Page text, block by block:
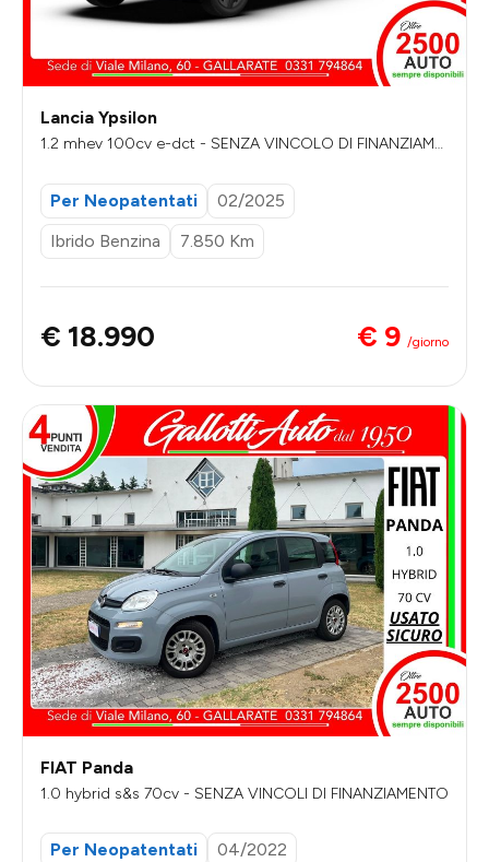
Lancia Ypsilon
1.2 mhev 100cv e-dct - SENZA VINCOLO DI FINANZIAME
Per Neopatentati
02/2025
Ibrido Benzina
7.850 Km
€ 18.990 € 9 /giorno
FIAT Panda
1.0 hybrid s&s 70cv - SENZA VINCOLI DI FINANZIAMENTO
Per Neopatentati
04/2022